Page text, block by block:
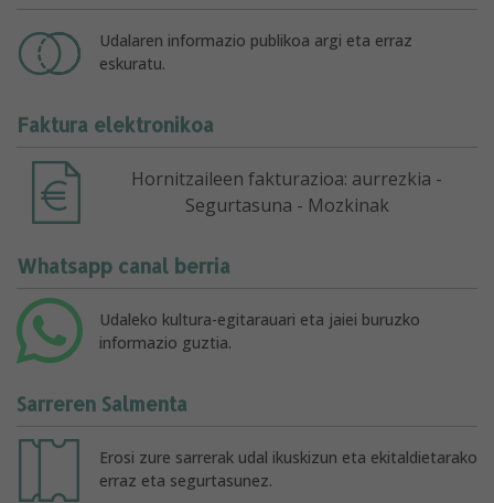
Udalaren informazio publikoa argi eta erraz
eskuratu.
Faktura elektronikoa
Hornitzaileen fakturazioa: aurrezkia -
Segurtasuna - Mozkinak
Whatsapp canal berria
Udaleko kultura-egitarauari eta jaiei buruzko
informazio guztia.
Sarreren Salmenta
Erosi zure sarrerak udal ikuskizun eta ekitaldietarako
erraz eta segurtasunez.